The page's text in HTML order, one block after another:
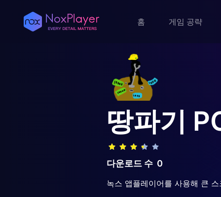
홈 게임 공략
땅파기
다운로드 수 0
녹스 앱플레이어를 사용해 큰